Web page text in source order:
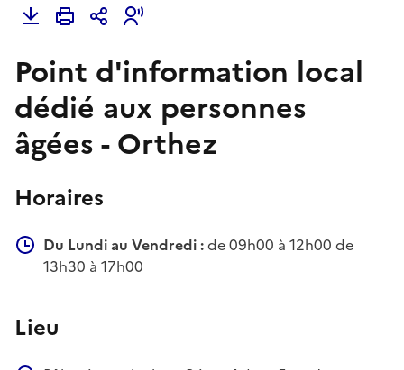
Point d'information local
dédié aux personnes
âgées - Orthez
Horaires
Du Lundi au Vendredi :de 09h00 à 12h00 de
13h30 à 17h00
Lieu